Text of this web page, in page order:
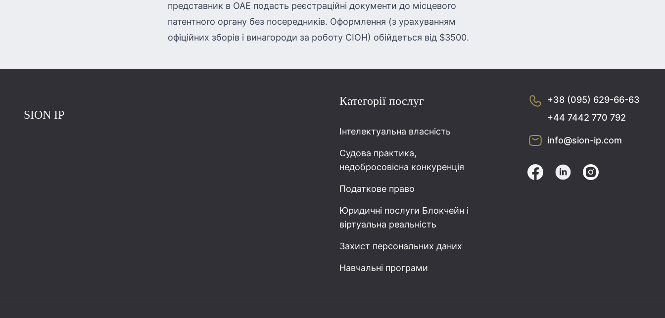
представник в ОАЕ подасть реєстраційні документи до місцевого
патентного органу без посередників. Оформлення (з урахуванням
офіційних зборів і винагороди за роботу СІОН) обійдеться від $3500.
SION IP
Категорії послуг
Інтелектуальна власність
Судова практика,
недобросовісна конкуренція
Податкове право
Юридичні послуги Блокчейн і
віртуальна реальність
Захист персональних даних
Навчальні програми
+38 (095) 629-66-63
+44 7442 770 792
info@sion-ip.com